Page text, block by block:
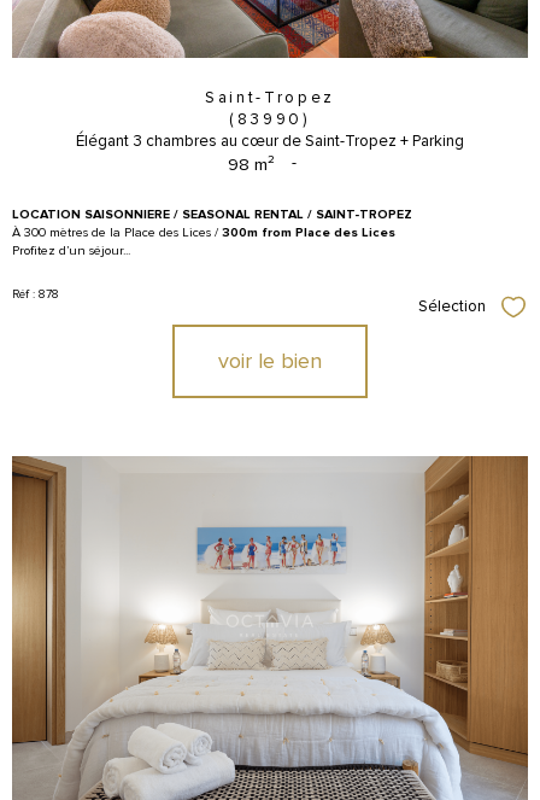
Saint-Tropez
(83990)
Élégant 3 chambres au cœur de Saint-Tropez + Parking
98 m² -
LOCATION SAISONNIERE / SEASONAL RENTAL / SAINT-TROPEZ
À 300 mètres de la Place des Lices / 300m from Place des Lices
Profitez d’un séjour...
Réf : 878
Sélection
voir le bien